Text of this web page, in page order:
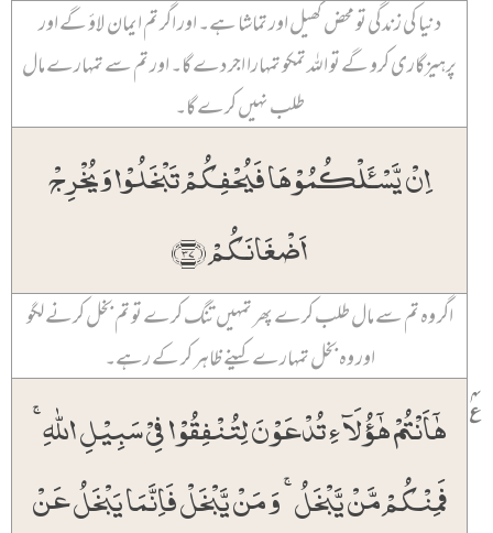
دنیا کی زندگی تو محض کھیل اور تماشا ہے۔ اور اگر تم ایمان لاؤ گے اور
پرہیزگاری کرو گے تو اللہ تمکو تمہارا اجر دے گا۔ اور تم سے تمہارے مال
طلب نہیں کرے گا۔
اِنۡ یَّسۡـَٔلۡکُمُوۡہَا فَیُحۡفِکُمۡ تَبۡخَلُوۡا وَ یُخۡرِجۡ
اَضۡغَانَکُمۡ ﴿۳۷﴾
اگر وہ تم سے مال طلب کرے پھر تمہیں تنگ کرے تو تم بخل کرنے لگو
اور وہ بخل تمہارے کینے ظاہر کر کے رہے۔
ہٰۤاَنۡتُمۡ ہٰۤؤُلَآءِ تُدۡعَوۡنَ لِتُنۡفِقُوۡا فِیۡ سَبِیۡلِ اللّٰہِ ۚ
فَمِنۡکُمۡ مَّنۡ یَّبۡخَلُ ۚ وَ مَنۡ یَّبۡخَلۡ فَاِنَّمَا یَبۡخَلُ عَنۡ
۴